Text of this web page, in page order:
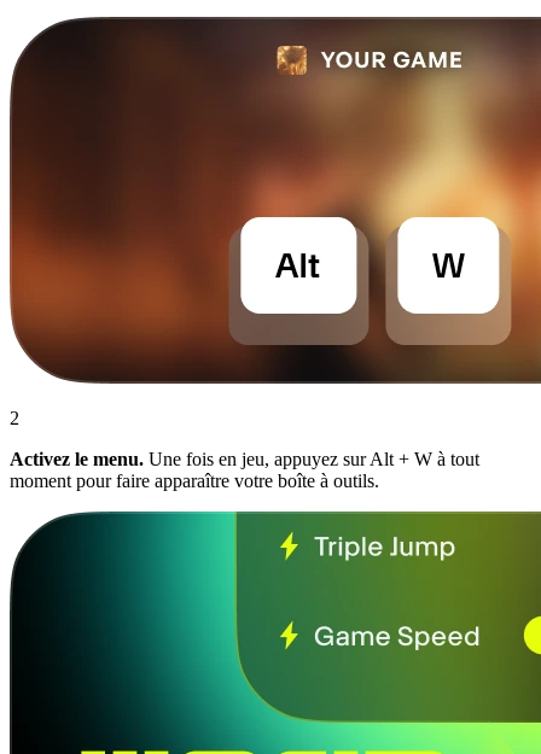
2
Activez le menu. Une fois en jeu, appuyez sur Alt + W à tout
moment pour faire apparaître votre boîte à outils.